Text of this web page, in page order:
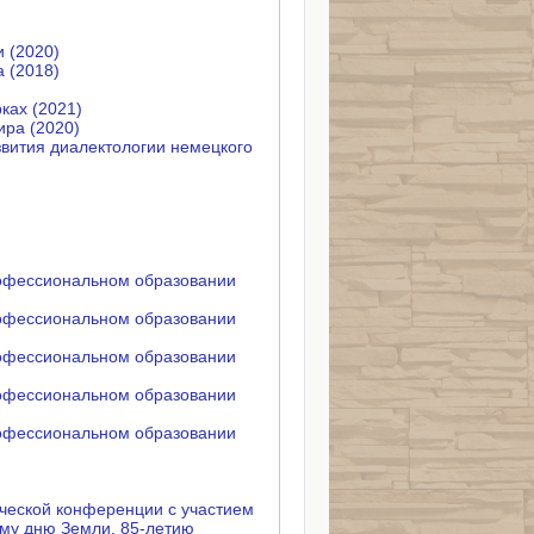
(2020)
(2018)
(2021)
(2020)
диалектологии немецкого
образовании
образовании
образовании
образовании
образовании
конференции с участием
дню Земли, 85-летию